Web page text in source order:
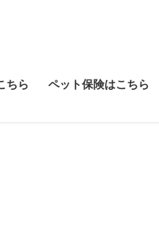
ちら ペット保険はこちら